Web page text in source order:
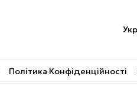
Укр
Політика Конфіденційності